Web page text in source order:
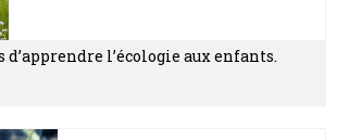
d’apprendre l’écologie aux enfants.